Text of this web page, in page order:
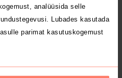
analüüsida selle
Lubades kasutada
parimat kasutuskogemust